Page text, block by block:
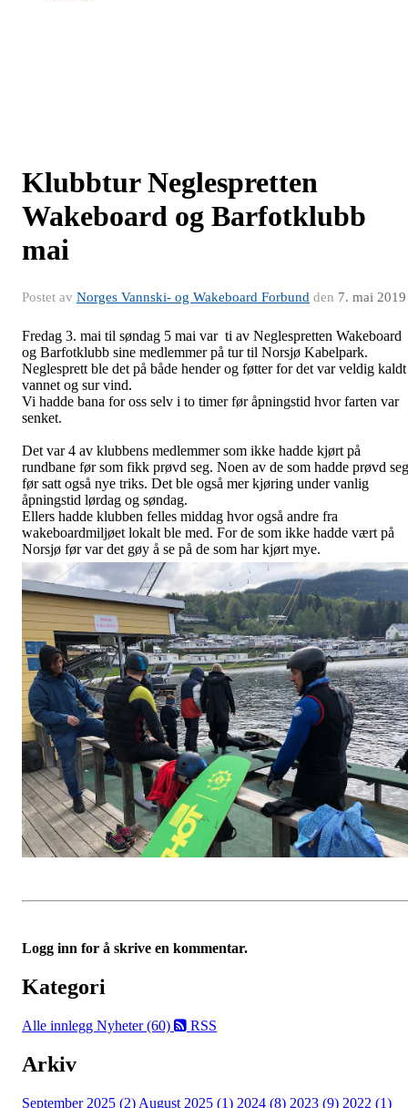
Klubbtur Neglespretten
Wakeboard og Barfotklubb
mai
Postet av Norges Vannski- og Wakeboard Forbund den 7. mai 2019
Fredag 3. mai til søndag 5 mai var ti av Neglespretten Wakeboard
og Barfotklubb sine medlemmer på tur til Norsjø Kabelpark.
Neglesprett ble det på både hender og føtter for det var veldig
vannet og sur vind.
Vi hadde bana for oss selv i to timer før åpningstid hvor farten var
senket.
Det var 4 av klubbens medlemmer som ikke hadde kjørt på
rundbane før som fikk prøvd seg. Noen av de som hadde prøvd seg
før satt også nye triks. Det ble også mer kjøring under vanlig
åpningstid lørdag og søndag.
Ellers hadde klubben felles middag hvor også andre fra
wakeboardmiljøet lokalt ble med. For de som ikke hadde vært på
Norsjø før var det gøy å se på de som har kjørt mye.
Logg inn for å skrive en kommentar.
Kategori
Alle innlegg Nyheter (60) RSS
Arkiv
September 2025 (2) August 2025 (1) 2024 (8) 2023 (9) 2022 (1)